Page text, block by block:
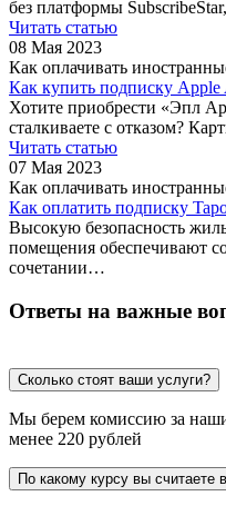
без платформы
Читать статью
08 Мая 2023
Как оплачивать
Как купить подписку Apple
Хотите приобрести «Эпл
сталкиваете с отказом?
Читать статью
07 Мая 2023
Как оплачивать
Как оплатить подписку
Высокую безопасность
помещения обеспечивают
сочетании…
Ответы на важные
Сколько стоят ваши услуги?
Мы берем комиссию за
менее 220 рублей
По какому курсу вы считаете